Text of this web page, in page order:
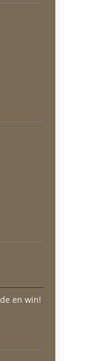
en win!